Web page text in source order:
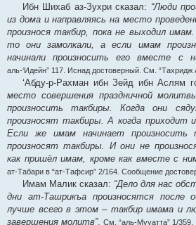
Ибн Шихаб аз-Зухри сказал: “Люди
из дома и направляясь на место
произнося такбир, пока не выходил
то они замолкали, а если имам
начинали произносить его вместе с
аль-‘Идейн” 117. Иснад достоверный. См. “Тахридж
‘Абду-р-Рахман ибн Зейд ибн Аслям
место совершения праздничной
произносить такбиры. Когда они
произносят такбиры. А когда приходит
Если же имам начинает
произносят такбиры. И они не
как пришёл имам, кроме как вместе с
ат-Табари в “ат-Тафсир” 2/164. Сообщение
Имам Малик сказал: “Дело для нас
дни ат-Ташрикъа произносятся после
лучше всего в этом – такбир имама и
завершения молитв”. См. “аль-Мууатта” 1/359.